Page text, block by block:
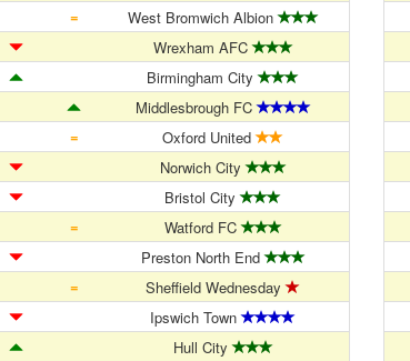
=
West Bromwich Albion
Wrexham AFC
Birmingham City
Middlesbrough FC
=
Oxford United
Norwich City
Bristol City
=
Watford FC
Preston North End
=
Sheffield Wednesday
Ipswich Town
Hull City